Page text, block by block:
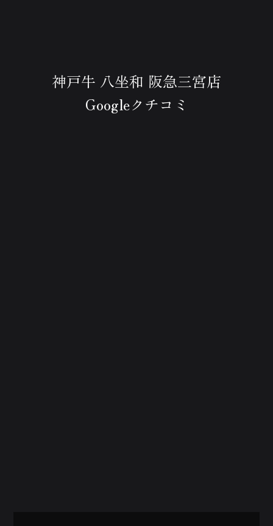
神戸牛 八坐和 阪急三宮店
Googleクチコミ